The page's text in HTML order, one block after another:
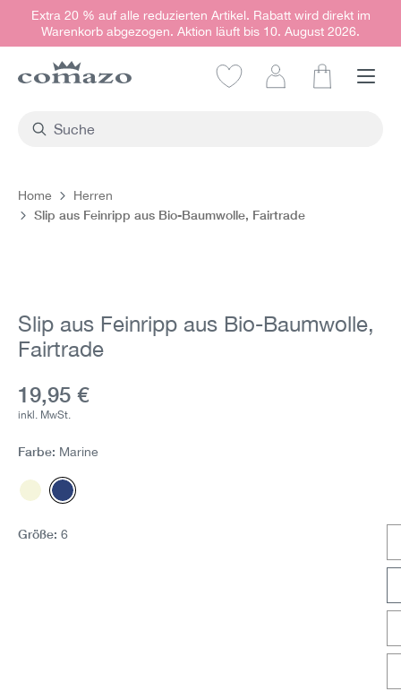
springen
Extra 20 % auf alle reduzierten Artikel. Rabatt wird direkt im
Warenkorb abgezogen. Aktion läuft bis 10. August 2026.
Home Herren
Slip aus Feinripp aus Bio-Baumwolle, Fairtrade
Slip aus Feinripp aus Bio-Baumwolle,
Fairtrade
Aktueller Preis:
19,95 €
inkl. MwSt.
Farbe: Marine
Bio-Natur
Marine
Größe: 6